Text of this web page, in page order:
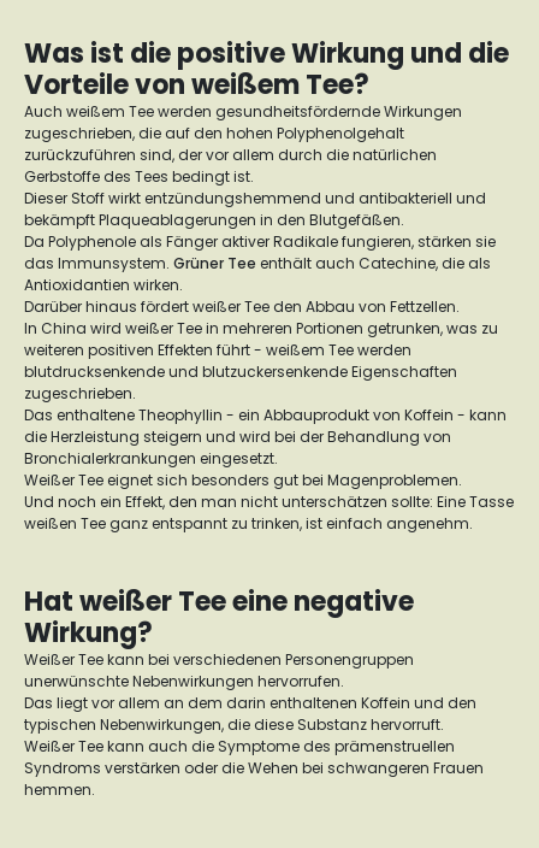
Was ist die positive Wirkung und die
Vorteile von weißem Tee?
Auch weißem Tee werden gesundheitsfördernde Wirkungen
zugeschrieben, die auf den hohen Polyphenolgehalt
zurückzuführen sind, der vor allem durch die natürlichen
Gerbstoffe des Tees bedingt ist.
Dieser Stoff wirkt entzündungshemmend und antibakteriell und
bekämpft Plaqueablagerungen in den Blutgefäßen.
Da Polyphenole als Fänger aktiver Radikale fungieren, stärken sie
das Immunsystem. Grüner Tee enthält auch Catechine, die als
Antioxidantien wirken.
Darüber hinaus fördert weißer Tee den Abbau von Fettzellen.
In China wird weißer Tee in mehreren Portionen getrunken, was zu
weiteren positiven Effekten führt - weißem Tee werden
blutdrucksenkende und blutzuckersenkende Eigenschaften
zugeschrieben.
Das enthaltene Theophyllin - ein Abbauprodukt von Koffein - kann
die Herzleistung steigern und wird bei der Behandlung von
Bronchialerkrankungen eingesetzt.
Weißer Tee eignet sich besonders gut bei Magenproblemen.
Und noch ein Effekt, den man nicht unterschätzen sollte: Eine Tasse
weißen Tee ganz entspannt zu trinken, ist einfach angenehm.
Hat weißer Tee eine negative
Wirkung?
Weißer Tee kann bei verschiedenen Personengruppen
unerwünschte Nebenwirkungen hervorrufen.
Das liegt vor allem an dem darin enthaltenen Koffein und den
typischen Nebenwirkungen, die diese Substanz hervorruft.
Weißer Tee kann auch die Symptome des prämenstruellen
Syndroms verstärken oder die Wehen bei schwangeren Frauen
hemmen.